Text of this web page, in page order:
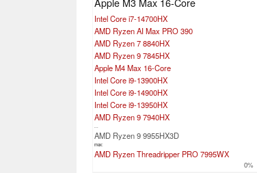
Intel Core i7-14700HX
AMD Ryzen AI Max PRO 390
AMD Ryzen 7 8840HX
AMD Ryzen 9 7845HX
Apple M4 Max 16-Core
Intel Core i9-13900HX
Intel Core i9-14900HX
Intel Core i9-13950HX
AMD Ryzen 9 7940HX
...
AMD Ryzen 9 9955HX3D
max:
AMD Ryzen Threadripper PRO 7995WX
0%